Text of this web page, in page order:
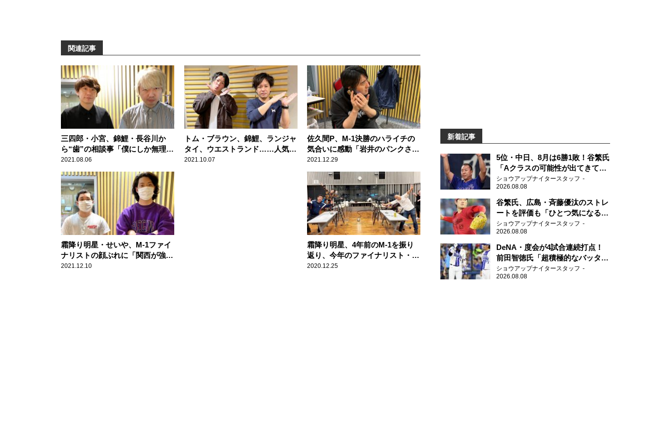
関連記事
三四郎・小宮、錦鯉・長谷川か
ら“歯”の相談事「僕にしか無理
か。そりゃ、そうか」
2021.08.06
トム・ブラウン、錦鯉、ランジャ
タイ、ウエストランド……人気芸
人の“地下芸人”時代の芸風をぺこ
2021.10.07
佐久間P、M-1決勝のハライチの
気合いに感動「岩井のパンクさ」
「澤部の演技力と根性」
2021.12.29
霜降り明星・せいや、M-1ファイ
ナリストの顔ぶれに「関西が強い
っていうのはなくなった」
2021.12.10
霜降り明星、4年前のM-1を振り
返り、今年のファイナリスト・錦
鯉は「絶対に決勝に行くって言わ
2020.12.25
新着記事
5位・中日、8月は6勝1敗！谷繁氏
「Aクラスの可能性が出てきてい
ますね」
ショウアップナイタースタッフ
2026.08.08
谷繁氏、広島・斉藤優汰のストレ
ートを評価も「ひとつ気になるこ
とが…」
ショウアップナイタースタッフ
2026.08.08
DeNA・度会が4試合連続打点！
前田智徳氏「超積極的なバッター
はチャンスに強い」
ショウアップナイタースタッフ
2026.08.08